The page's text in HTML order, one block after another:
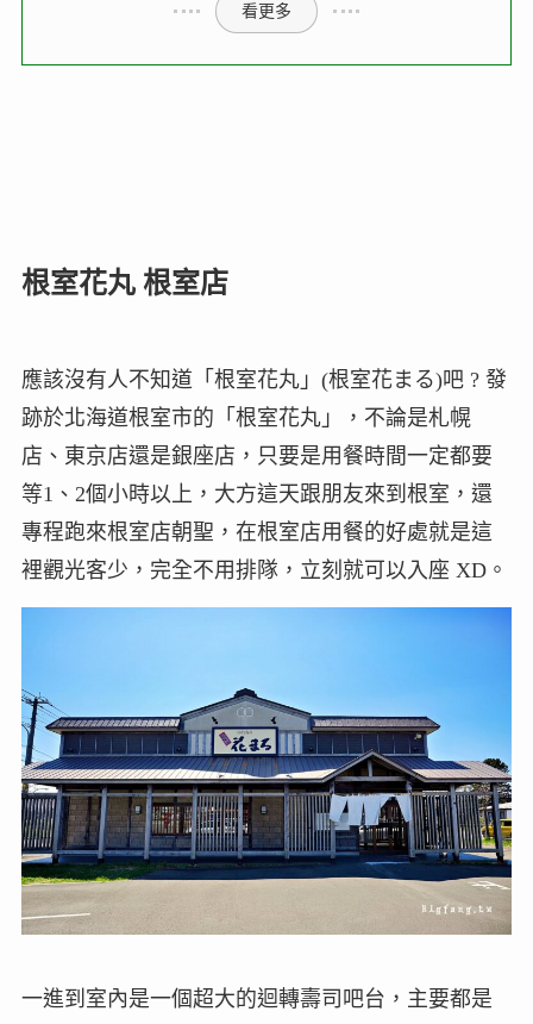
看更多
根室花丸 根室店
應該沒有人不知道「根室花丸」(根室花まる)吧 ? 發
跡於北海道根室市的「根室花丸」，不論是札幌
店、東京店還是銀座店，只要是用餐時間一定都要
等1、2個小時以上，大方這天跟朋友來到根室，還
專程跑來根室店朝聖，在根室店用餐的好處就是這
裡觀光客少，完全不用排隊，立刻就可以入座 XD。
一進到室內是一個超大的迴轉壽司吧台，主要都是